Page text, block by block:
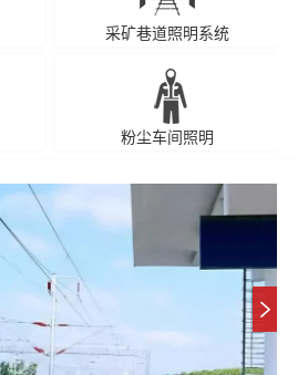
采矿巷道照明系统
粉尘车间照明